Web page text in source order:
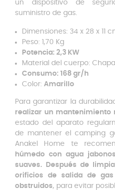
un dispositivo de
suministro de gas.
Dimensiones: 34 x 28 x 11
Peso: 1,70 Kg
Potencia: 2,3 KW
Material del cuerpo: Chapa
Consumo: 168 gr/h
Color: Amarillo
Para garantizar la
realizar un mantenimiento
estado del aparato
de mantener el camping
Anakel Home te
húmedo con agua
suaves. Después de
orificios de salida de
obstruidos, para evitar